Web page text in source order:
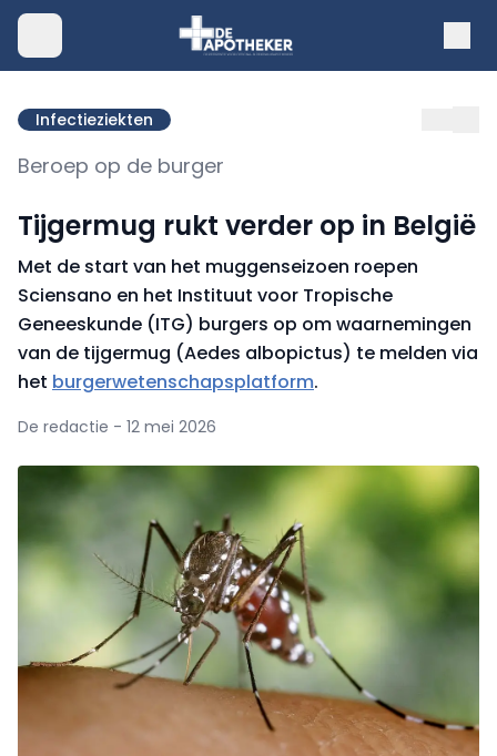
Infectieziekten
Beroep op de burger
Tijgermug rukt verder op in België
Met de start van het muggenseizoen roepen
Sciensano en het Instituut voor Tropische
Geneeskunde (ITG) burgers op om waarnemingen
van de tijgermug (Aedes albopictus) te melden via
het burgerwetenschapsplatform.
De redactie - 12 mei 2026